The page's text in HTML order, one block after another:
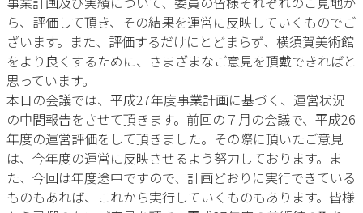
ら、評価して頂き、その結果を運営に反映していくものでご
ざいます。また、評価するだけにとどまらず、横須賀美術館
をより良くするために、さまざまなご意見を頂戴できればと
思っています。
本日の会議では、平成27年度事業計画に基づく、運営状況
の中間報告をさせて頂きます。前回の７月の会議で、平成26
年度の運営評価をして頂きました。その際に頂いたご意見
は、今年度の運営に反映させるよう努力しております。ま
た、今回は年度途中ですので、計画どおりに実行できている
ものもあれば、これから実行していくものもあります。皆様